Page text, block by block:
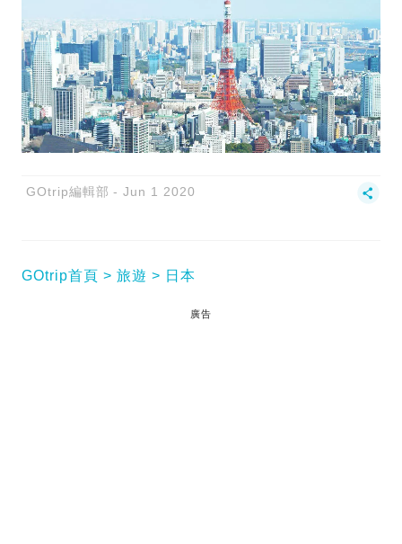
GOtrip編輯部 Jun 1 2020
GOtrip首頁 旅遊 日本
廣告